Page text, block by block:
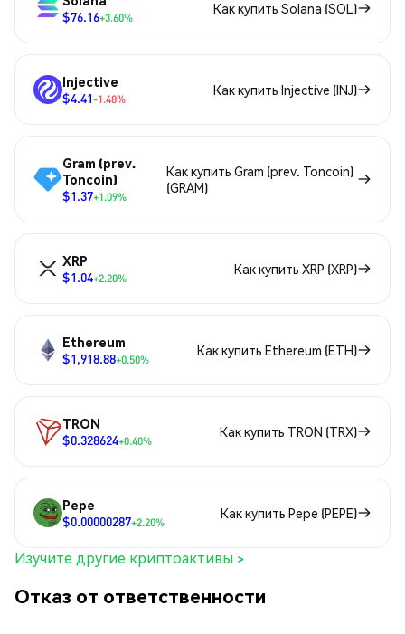
$76.16+3.60%
Как купить Solana (SOL)
Injective
$4.41-1.48%
Как купить Injective (INJ)
Gram (prev.
Toncoin)
$1.37+1.09%
Как купить Gram (prev. Toncoin)
(GRAM)
XRP
$1.04+2.20%
Как купить XRP (XRP)
Ethereum
$1,918.88+0.50%
Как купить Ethereum (ETH)
TRON
$0.328624+0.40%
Как купить TRON (TRX)
Pepe
$0.00000287+2.20%
Как купить Pepe (PEPE)
Изучите другие криптоактивы >
Отказ от ответственности